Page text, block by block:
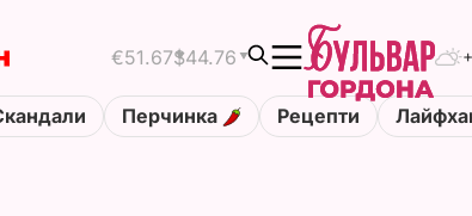
€51.67$44.76
Перчинка Рецепти